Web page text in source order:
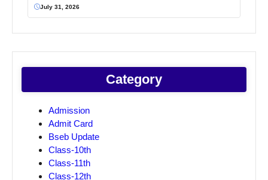
July 31, 2026
Category
Admission
Admit Card
Bseb Update
Class-10th
Class-11th
Class-12th